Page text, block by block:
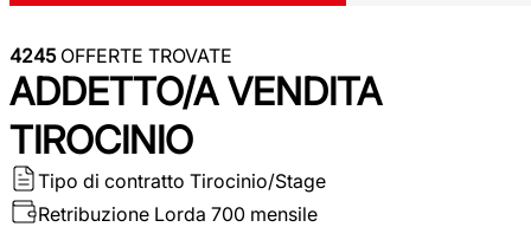
4245OFFERTE TROVATE
ADDETTO/A VENDITA
TIROCINIO
Tipo di contratto Tirocinio/Stage
Retribuzione Lorda 700 mensile